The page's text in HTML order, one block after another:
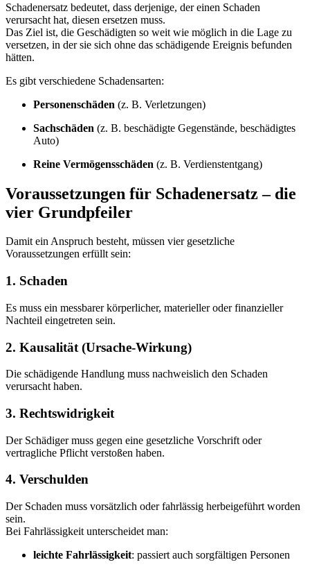
Schadenersatz bedeutet, dass derjenige, der einen Schaden
verursacht hat, diesen ersetzen muss.
Das Ziel ist, die Geschädigten so weit wie möglich in die Lage zu
versetzen, in der sie sich ohne das schädigende Ereignis befunden
hätten.
Es gibt verschiedene Schadensarten:
Personenschäden (z. B. Verletzungen)
Sachschäden (z. B. beschädigte Gegenstände, beschädigtes
Auto)
Reine Vermögensschäden (z. B. Verdienstentgang)
Voraussetzungen für Schadenersatz – die
vier Grundpfeiler
Damit ein Anspruch besteht, müssen vier gesetzliche
Voraussetzungen erfüllt sein:
1. Schaden
Es muss ein messbarer körperlicher, materieller oder finanzieller
Nachteil eingetreten sein.
2. Kausalität (Ursache-Wirkung)
Die schädigende Handlung muss nachweislich den Schaden
verursacht haben.
3. Rechtswidrigkeit
Der Schädiger muss gegen eine gesetzliche Vorschrift oder
vertragliche Pflicht verstoßen haben.
4. Verschulden
Der Schaden muss vorsätzlich oder fahrlässig herbeigeführt worden
sein.
Bei Fahrlässigkeit unterscheidet man:
leichte Fahrlässigkeit: passiert auch sorgfältigen Personen